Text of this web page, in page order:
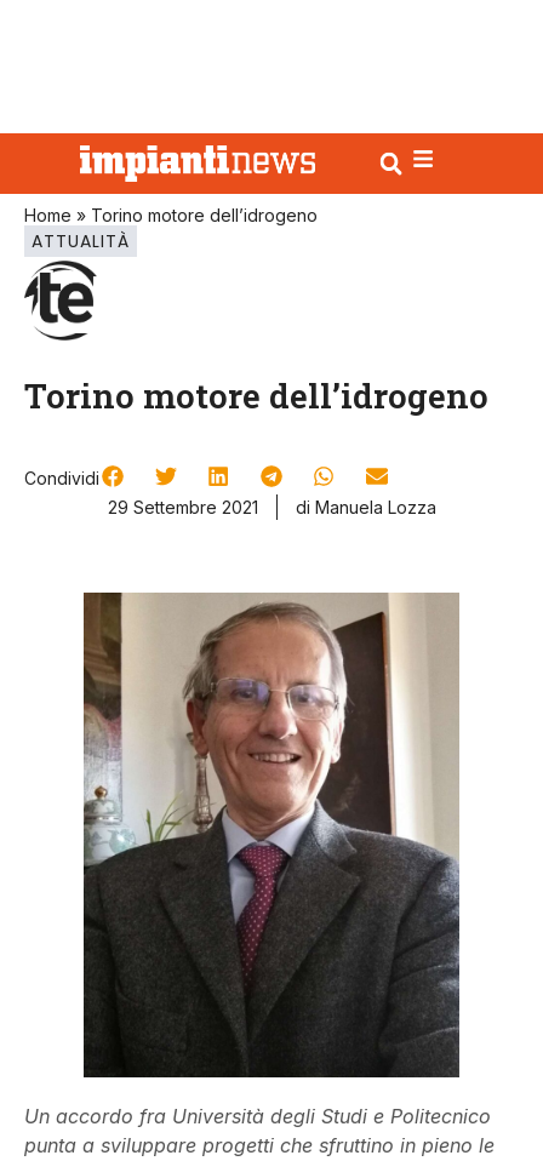
Home » Torino motore dell’idrogeno
ATTUALITÀ
Torino motore dell’idrogeno
Condividi
29 Settembre 2021
di Manuela Lozza
Un accordo fra Università degli Studi e Politecnico
punta a sviluppare progetti che sfruttino in pieno le